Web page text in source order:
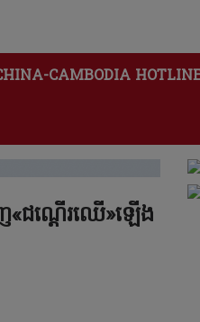
CAMBODIA
«ជណ្តើរឈើ»ឡើង